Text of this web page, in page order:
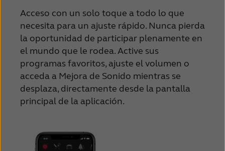
Acceso con un solo toque a todo lo que
necesita para un ajuste rápido. Nunca pierda
la oportunidad de participar plenamente en
el mundo que le rodea.Active sus
programas favoritos, ajuste el volumen o
acceda a Mejora de Sonido mientras se
desplaza, directamente desde la pantalla
principal de la aplicación.